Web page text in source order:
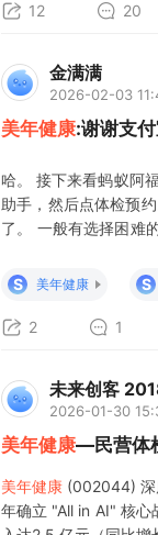
12 20
金满满
2026-02-03
美年健康:谢谢支
哈。 接下来看蚂蚁阿
助手，然后点体检预
了。 一般有选择困难
里，作为ai医疗的学
S 美年健康 S
2 1
未来创客
2026-01-30
美年健康—民营体
美年健康 (002044) 深
年确立 "All in AI" 核